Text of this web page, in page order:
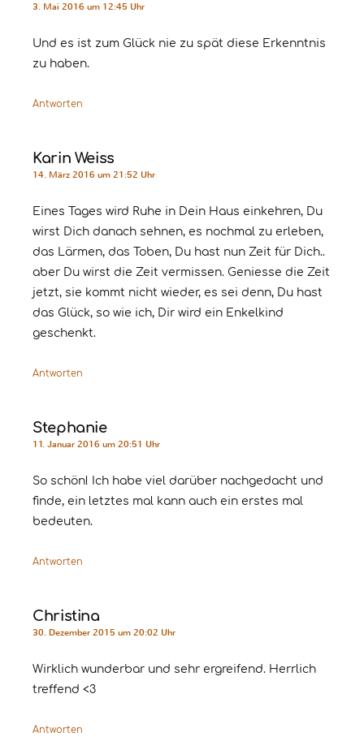
3. Mai 2016 um 12:45 Uhr
Und es ist zum Glück nie zu spät diese Erkenntnis
zu haben.
Antworten
Karin Weiss
14. März 2016 um 21:52 Uhr
Eines Tages wird Ruhe in Dein Haus einkehren, Du
wirst Dich danach sehnen, es nochmal zu erleben,
das Lärmen, das Toben, Du hast nun Zeit für Dich..
aber Du wirst die Zeit vermissen. Geniesse die Zeit
jetzt, sie kommt nicht wieder, es sei denn, Du hast
das Glück, so wie ich, Dir wird ein Enkelkind
geschenkt.
Antworten
Stephanie
11. Januar 2016 um 20:51 Uhr
So schön! Ich habe viel darüber nachgedacht und
finde, ein letztes mal kann auch ein erstes mal
bedeuten.
Antworten
Christina
30. Dezember 2015 um 20:02 Uhr
Wirklich wunderbar und sehr ergreifend. Herrlich
treffend <3
Antworten